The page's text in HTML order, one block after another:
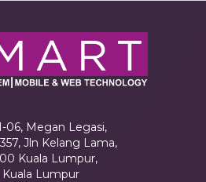
06, Megan Legasi,
Jln Kelang Lama,
Kuala Lumpur,
Lumpur